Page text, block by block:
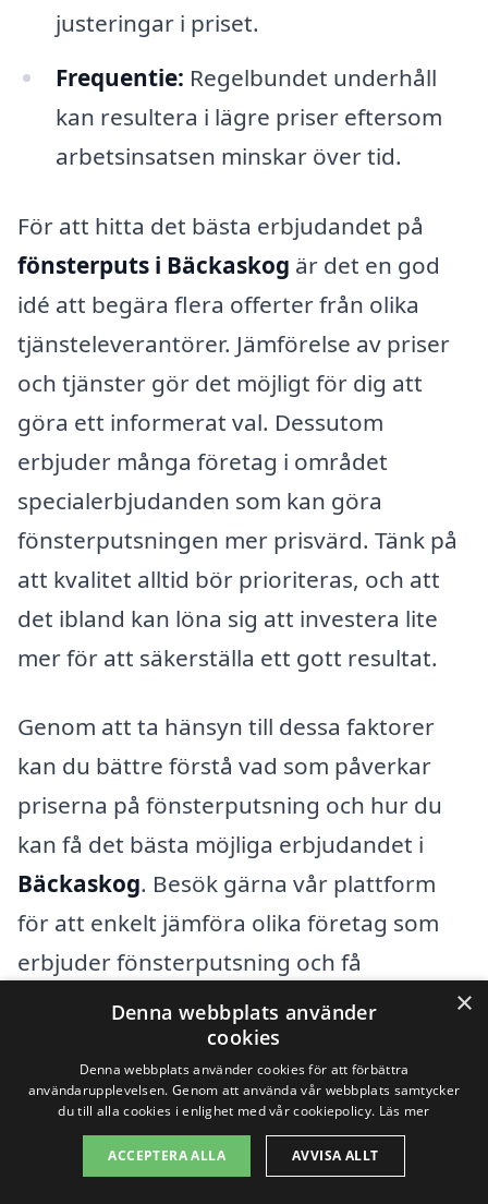
justeringar i priset.
Frequentie: Regelbundet underhåll
kan resultera i lägre priser eftersom
arbetsinsatsen minskar över tid.
För att hitta det bästa erbjudandet på
fönsterputs i Bäckaskog är det en god
idé att begära flera offerter från olika
tjänsteleverantörer. Jämförelse av priser
och tjänster gör det möjligt för dig att
göra ett informerat val. Dessutom
erbjuder många företag i området
specialerbjudanden som kan göra
fönsterputsningen mer prisvärd. Tänk på
att kvalitet alltid bör prioriteras, och att
det ibland kan löna sig att investera lite
mer för att säkerställa ett gott resultat.
Genom att ta hänsyn till dessa faktorer
kan du bättre förstå vad som påverkar
priserna på fönsterputsning och hur du
kan få det bästa möjliga erbjudandet i
Bäckaskog. Besök gärna vår plattform
för att enkelt jämföra olika företag som
erbjuder fönsterputsning och få
professionella rekommendationer som
passar dina behov.
Få 3 erbjudanden, gratis och utan
förpliktelser
×
Denna webbplats använder
cookies
Denna webbplats använder cookies för att förbättra
användarupplevelsen. Genom att använda vår webbplats samtycker
du till alla cookies i enlighet med vår cookiepolicy. Läs mer
ACCEPTERA ALLA AVVISA ALLT